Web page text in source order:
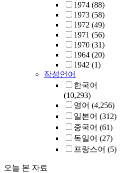
1974 (88)
1973 (58)
1972 (49)
1971 (56)
1970 (31)
1964 (20)
1942 (1)
작성언어
한국어
(10,293)
영어 (4,256)
일본어 (312)
중국어 (61)
독일어 (27)
프랑스어 (5)
오늘 본 자료